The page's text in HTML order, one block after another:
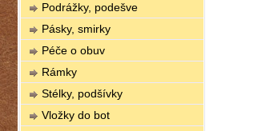
Podrážky, podešve
Pásky, smirky
Péče o obuv
Rámky
Stélky, podšívky
Vložky do bot